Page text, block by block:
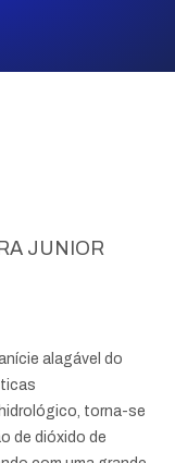
JUNIOR
alagável do
torna-se
de dióxido de